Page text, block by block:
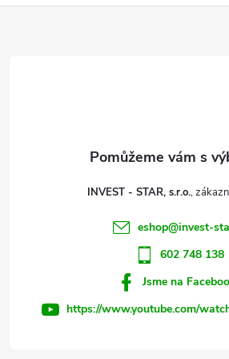
INVEST - STAR, s.r.o.
eshop@invest-
602 748 138
Jsme na
https://www.youtube.com/